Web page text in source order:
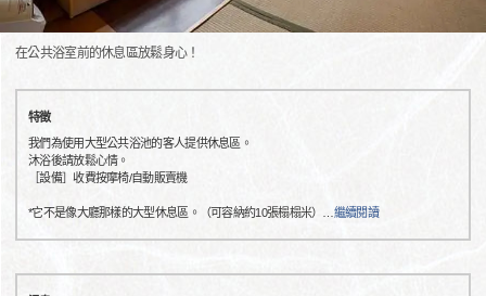
在公共浴室前的休息區放鬆身心！
特徵
我們為使用大型公共浴池的客人提供休息區。
沐浴後請放鬆心情。
［設備］收費按摩椅/自動販賣機
*它不是像大廳那樣的大型休息區。（可容納約10張榻榻米） 繼續閱讀